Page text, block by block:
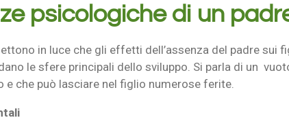
psicologiche di un
in luce che gli effetti dell’assenza del padre sui
le sfere principali dello sviluppo. Si parla di un
e che può lasciare nel figlio numerose ferite.